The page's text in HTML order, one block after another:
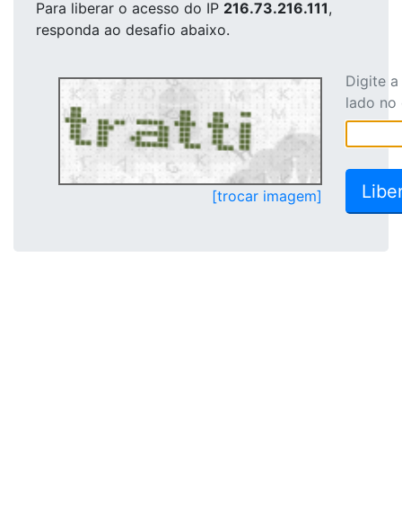
Para liberar o acesso do IP 216.73.216.111,
responda ao desafio abaixo.
[trocar imagem]
Digite
lado no